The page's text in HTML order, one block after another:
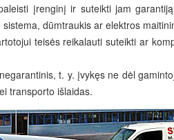
įrenginį ir suteikti jam
dūmtraukis ar elektros
teisės reikalauti suteikti ar
t. y. įvykęs ne dėl
transporto išlaidas.